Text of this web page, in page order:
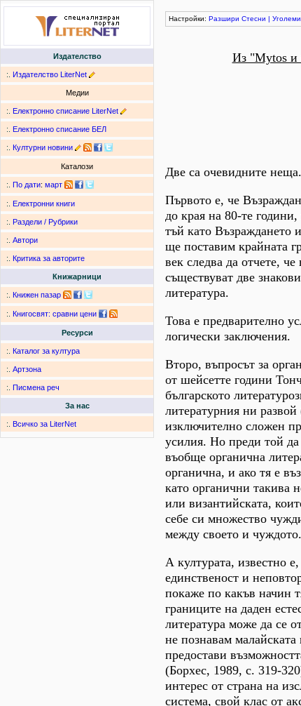
Издателство
:. Издателство LiterNet
Медии
:. Електронно списание LiterNet
:. Електронно списание БЕЛ
:. Културни новини
Каталози
:. По дати: март
:. Електронни книги
:. Раздели / Рубрики
:. Автори
:. Критика за авторите
Книжарници
:. Книжен пазар
:. Книгосвят: сравни цени
Ресурси
:. Каталог за култура
:. Артзона
:. Писмена реч
За нас
:. Всичко за LiterNet
Настройки: Разшири Стесни | Уголеми
Из "Mytos и
Две са очевидните неща.
Първото е, че
до края на 80-те
тъй като Възраждането
ще поставим крайната
век следва да отчете,
съществуват две
литература.
Това е предварително
логически заключения.
Второ, въпросът за
от шейсетте години
българското
литературния ни
изключително сложен
усилия. Но преди той
въобще органична
органична, и ако тя е
като органични такива
или византийската,
себе си множество
между своето и
А културата, известно
единственост и
покаже по какъв начин
границите на даден
литература може да се
не познавам
предостави
(Борхес, 1989, с. 319-
интерес от страна на
система, свой клас от